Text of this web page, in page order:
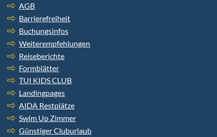
AGB
Barrierefreiheit
Buchungsinfos
Weiterempfehlungen
Reiseberichte
Formblätter
TUI KIDS CLUB
Landingpages
AIDA Restplätze
Swim Up Zimmer
Günstiger Cluburlaub